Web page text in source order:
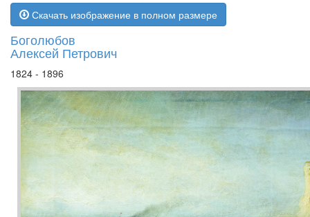
Скачать изображение в полном размере
Боголюбов
Алексей Петрович
1824 - 1896